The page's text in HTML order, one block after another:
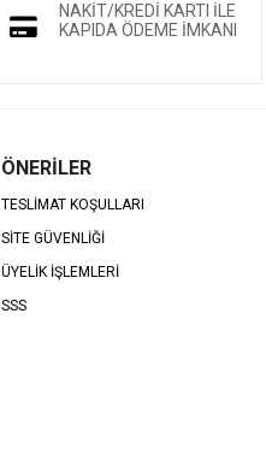
NAKİT/KREDİ KARTI İLE
KAPIDA ÖDEME İMKANI
ÖNERİLER
TESLİMAT KOŞULLARI
SİTE GÜVENLİĞİ
ÜYELİK İŞLEMLERİ
SSS